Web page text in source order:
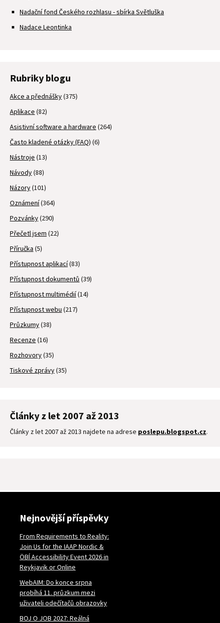
Nadační fond Českého rozhlasu - sbírka Světluška
Nadace Leontinka
Rubriky blogu
Akce a přednášky(375)
Aplikace (82)
Asistivní software a hardware (264)
Často kladené otázky (FAQ) (6)
Nástroje (13)
Návody(88)
Názory(101)
Oznámení(364)
Pozvánky(290)
Přečetl jsem (22)
Příručka (5)
Přístupnost aplikací(83)
Přístupnost dokumentů (39)
Přístupnost multimédií(14)
Přístupnost webu (217)
Průzkumy(38)
Recenze (16)
Rozhovory(35)
Tiskové zprávy(35)
Články z let 2007 až 2013
Články z let 2007 až 2013 najdete na adrese poslepu.blogspot.cz.
Nejnovější příspěvky
From Requirements to Reality:
Join Us for the IAAP Nordic &
ÖBÍ Accessibility Event 2026 in
Reykjavik or Online
WebAIM: Do konce srpna
probíhá 11. průzkum mezi
uživateli odečítačů obrazovky
BOJ O JOB 2027: Reálná